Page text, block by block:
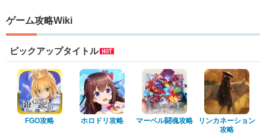
ゲーム攻略Wiki
ピックアップタイトル
FGO攻略 ホロドリ攻略 マーベル闘魂攻略
リンカネーション
攻略